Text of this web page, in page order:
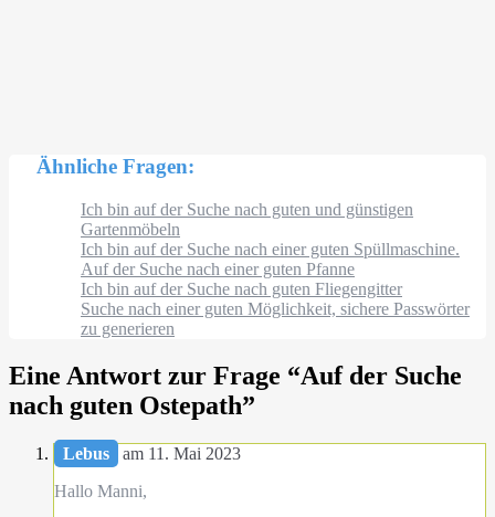
Ähnliche Fragen:
Ich bin auf der Suche nach guten und günstigen
Gartenmöbeln
Ich bin auf der Suche nach einer guten Spüllmaschine.
Auf der Suche nach einer guten Pfanne
Ich bin auf der Suche nach guten Fliegengitter
Suche nach einer guten Möglichkeit, sichere Passwörter
zu generieren
Eine Antwort zur Frage “Auf der Suche
nach guten Ostepath”
Lebus
am 11. Mai 2023
Hallo Manni,